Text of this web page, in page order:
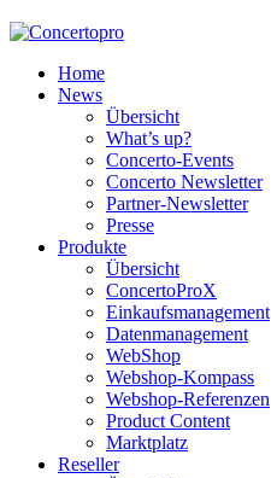
Home
News
Übersicht
What’s up?
Concerto-Events
Concerto Newsletter
Partner-Newsletter
Presse
Produkte
Übersicht
ConcertoProX
Einkaufsmanagement
Datenmanagement
WebShop
Webshop-Kompass
Webshop-Referenzen
Product Content
Marktplatz
Reseller